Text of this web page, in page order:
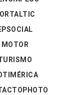
MOTOR